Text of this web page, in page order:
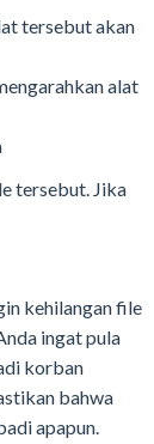
tersebut akan
alat
tersebut. Jika
kehilangan file
ingat pula
korban
bahwa
apapun.